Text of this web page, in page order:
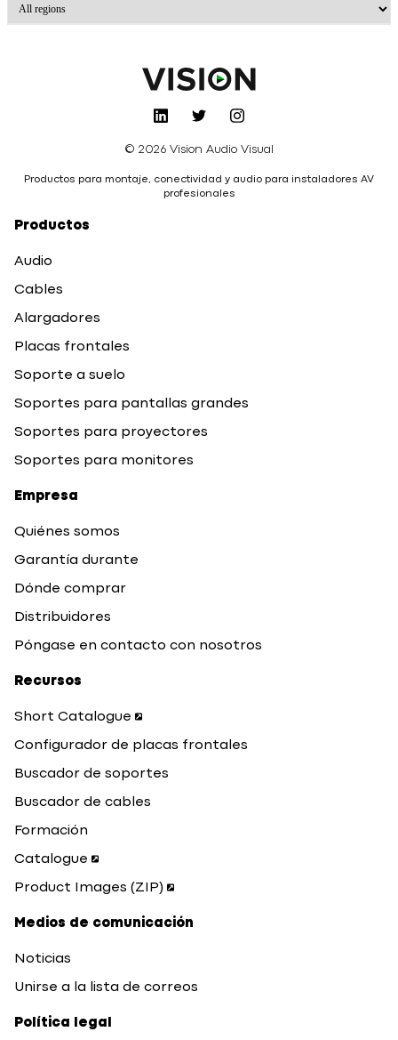
© 2026 Vision Audio Visual
Productos para montaje, conectividad y audio para instaladores AV
profesionales
Productos
Audio
Cables
Alargadores
Placas frontales
Soporte a suelo
Soportes para pantallas grandes
Soportes para proyectores
Soportes para monitores
Empresa
Quiénes somos
Garantía durante
Dónde comprar
Distribuidores
Póngase en contacto con nosotros
Recursos
Short Catalogue
Configurador de placas frontales
Buscador de soportes
Buscador de cables
Formación
Catalogue
Product Images (ZIP)
Medios de comunicación
Noticias
Unirse a la lista de correos
Política legal